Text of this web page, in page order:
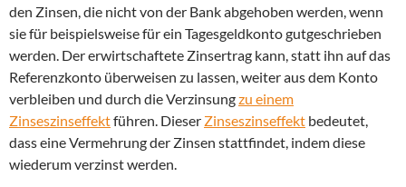
den Zinsen, die nicht von der Bank abgehoben werden, wenn
sie für beispielsweise für ein Tagesgeldkonto gutgeschrieben
werden. Der erwirtschaftete Zinsertrag kann, statt ihn auf das
Referenzkonto überweisen zu lassen, weiter aus dem Konto
verbleiben und durch die Verzinsungzu einem
Zinseszinseffektführen. Dieser Zinseszinseffekt bedeutet,
dass eine Vermehrung der Zinsen stattfindet, indem diese
wiederum verzinst werden.